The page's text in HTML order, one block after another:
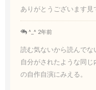
ありがとうございます見
^_^ 2年前
読む気ないから読んでな
自分がされたような同
の自作自演にみえる。